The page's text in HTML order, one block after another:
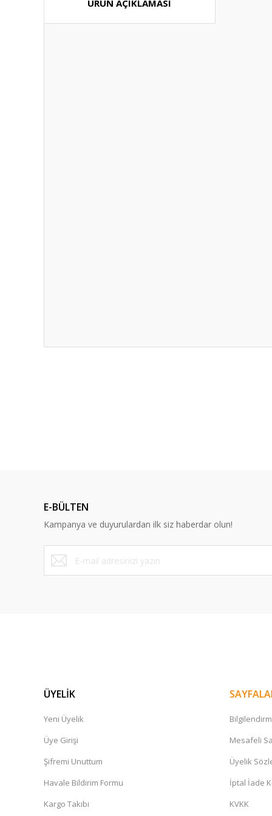
ÜRÜN AÇIKLAMASI
Yonex
PolyTour Fire 120 Monofilament 12m Tenis Kordajı -
E-BÜLTEN
Kampanya ve duyurulardan ilk siz haberdar olun!
ÜYELİK
Yeni Üyelik
Üye Girişi
Şifremi Unuttum
Havale Bildirim Formu
Kargo Takibi
Mesafeli
Üyelik
İptal İade
KVKK